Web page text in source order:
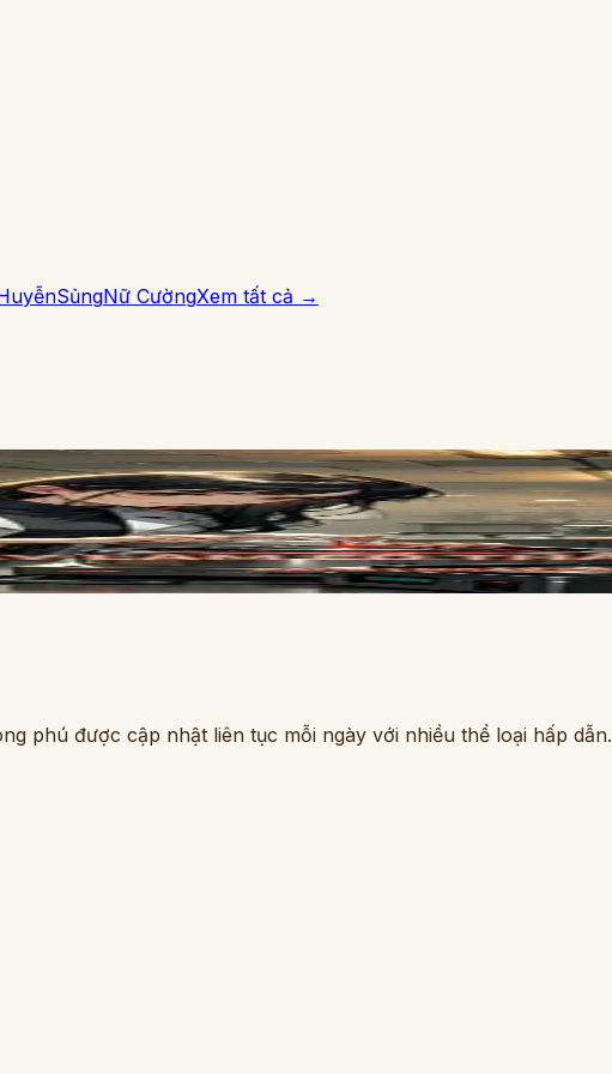
SủngNữ CườngXem tất cả →
phú được cập nhật liên tục mỗi ngày với nhiều thể loại hấp dẫn.